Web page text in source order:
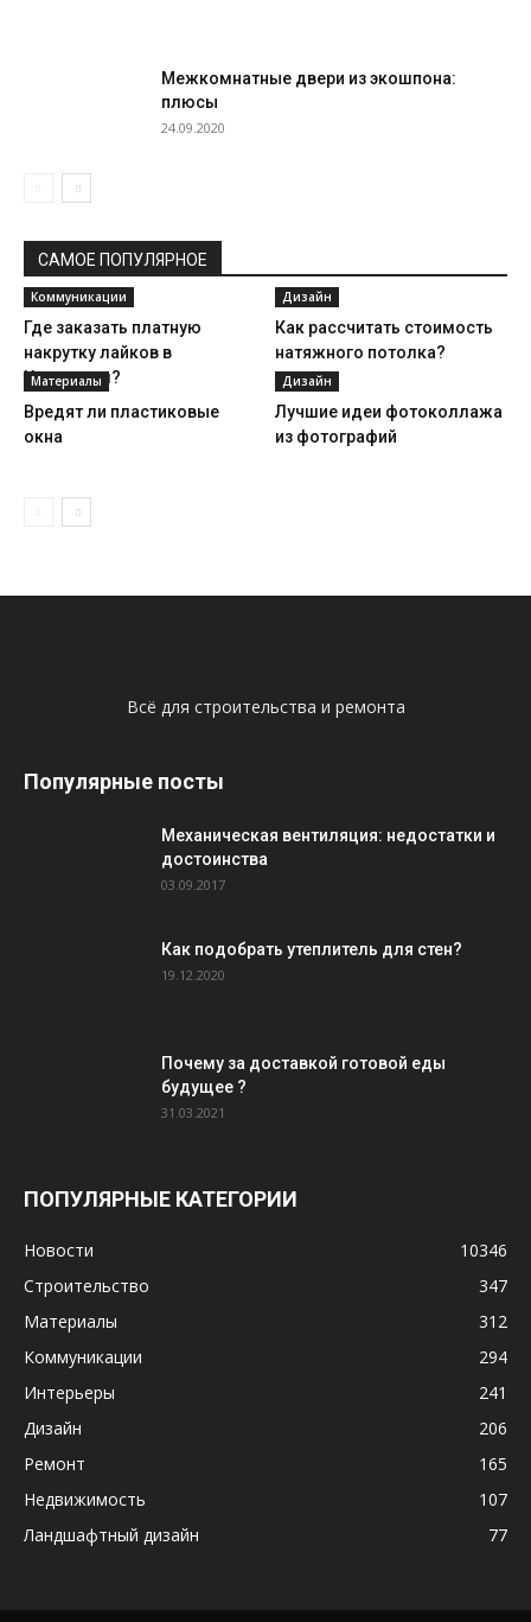
Межкомнатные двери из экошпона:
плюсы
24.09.2020
САМОЕ ПОПУЛЯРНОЕ
Коммуникации
Где заказать платную
накрутку лайков в
Инстаграм?
Дизайн
Как рассчитать стоимость
натяжного потолка?
Материалы
Вредят ли пластиковые
окна
Дизайн
Лучшие идеи фотоколлажа
из фотографий
Всё для строительства и ремонта
Популярные посты
Механическая вентиляция: недостатки и
достоинства
03.09.2017
Как подобрать утеплитель для стен?
19.12.2020
Почему за доставкой готовой еды
будущее ?
31.03.2021
ПОПУЛЯРНЫЕ КАТЕГОРИИ
Новости
10346
Строительство
347
Материалы
312
Коммуникации
294
Интерьеры
241
Дизайн
206
Ремонт
165
Недвижимость
107
Ландшафтный дизайн
77